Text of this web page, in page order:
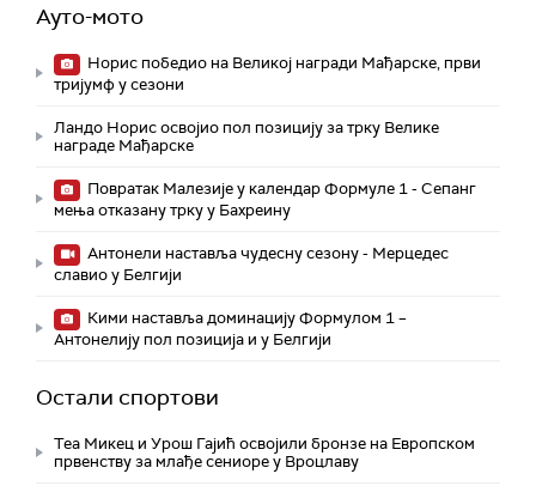
Ауто-мото
Норис победио на Великој награди Мађарске, први
тријумф у сезони
Ландо Норис освојио пол позицију за трку Велике
награде Мађарске
Повратак Малезије у календар Формуле 1 - Сепанг
мења отказану трку у Бахреину
Aнтонели наставља чудесну сезону - Мерцедес
славио у Белгији
Кими наставља доминацију Формулом 1 –
Антонелију пол позиција и у Белгији
Остали спортови
Теа Микец и Урош Гајић освојили бронзе на Европском
првенству за млађе сениоре у Вроцлаву